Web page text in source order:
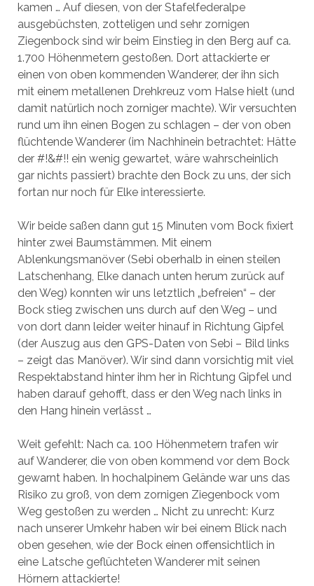
kamen … Auf diesen, von der Stafelfederalpe
ausgebüchsten, zotteligen und sehr zornigen
Ziegenbock sind wir beim Einstieg in den Berg auf ca.
1.700 Höhenmetern gestoßen. Dort attackierte er
einen von oben kommenden Wanderer, der ihn sich
mit einem metallenen Drehkreuz vom Halse hielt (und
damit natürlich noch zorniger machte). Wir versuchten
rund um ihn einen Bogen zu schlagen – der von oben
flüchtende Wanderer (im Nachhinein betrachtet: Hätte
der #!&#!! ein wenig gewartet, wäre wahrscheinlich
gar nichts passiert) brachte den Bock zu uns, der sich
fortan nur noch für Elke interessierte.
Wir beide saßen dann gut 15 Minuten vom Bock fixiert
hinter zwei Baumstämmen. Mit einem
Ablenkungsmanöver (Sebi oberhalb in einen steilen
Latschenhang, Elke danach unten herum zurück auf
den Weg) konnten wir uns letztlich „befreien“ – der
Bock stieg zwischen uns durch auf den Weg – und
von dort dann leider weiter hinauf in Richtung Gipfel
(der Auszug aus den GPS-Daten von Sebi – Bild links
– zeigt das Manöver). Wir sind dann vorsichtig mit viel
Respektabstand hinter ihm her in Richtung Gipfel und
haben darauf gehofft, dass er den Weg nach links in
den Hang hinein verlässt …
Weit gefehlt: Nach ca. 100 Höhenmetern trafen wir
auf Wanderer, die von oben kommend vor dem Bock
gewarnt haben. In hochalpinem Gelände war uns das
Risiko zu groß, von dem zornigen Ziegenbock vom
Weg gestoßen zu werden … Nicht zu unrecht: Kurz
nach unserer Umkehr haben wir bei einem Blick nach
oben gesehen, wie der Bock einen offensichtlich in
eine Latsche geflüchteten Wanderer mit seinen
Hörnern attackierte!